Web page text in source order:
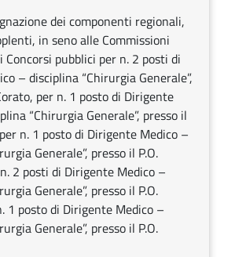
dei componenti regionali,
in seno alle Commissioni
pubblici per n. 2 posti di
– disciplina “Chirurgia Generale”,
per n. 1 posto di Dirigente
“Chirurgia Generale”, presso il
n. 1 posto di Dirigente Medico –
Generale”, presso il P.O.
2 posti di Dirigente Medico –
Generale”, presso il P.O.
1 posto di Dirigente Medico –
Generale”, presso il P.O.